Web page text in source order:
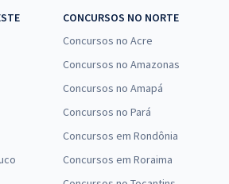
CONCURSOS NO NORTE
Concursos no Acre
Concursos no Amazonas
Concursos no Amapá
Concursos no Pará
Concursos em Rondônia
Concursos em Roraima